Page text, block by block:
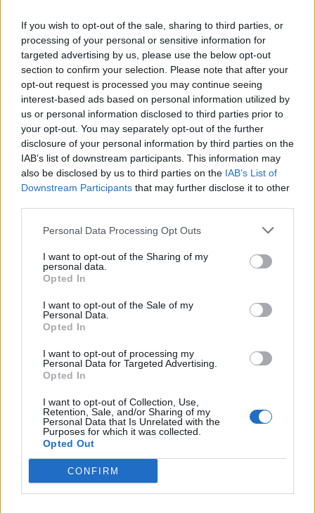
If you wish to opt-out of the sale, sharing to third parties, or
processing of your personal or sensitive information for
targeted advertising by us, please use the below opt-out
section to confirm your selection. Please note that after your
opt-out request is processed you may continue seeing
interest-based ads based on personal information utilized by
us or personal information disclosed to third parties prior to
your opt-out. You may separately opt-out of the further
disclosure of your personal information by third parties on the
IAB’s list of downstream participants. This information may
also be disclosed by us to third parties on the IAB’s List of
Downstream Participants that may further disclose it to other
Personal Data Processing Opt Outs
I want to opt-out of the Sharing of my
personal data.
Opted In
I want to opt-out of the Sale of my
Personal Data.
Opted In
I want to opt-out of processing my
Personal Data for Targeted Advertising.
Opted In
I want to opt-out of Collection, Use,
Retention, Sale, and/or Sharing of my
Personal Data that Is Unrelated with the
Purposes for which it was collected.
Opted Out
CONFIRM
Acțiunea Conservatoare (Târziu)
PDF (Lazarus)
PUSL (D. Voiculescu)
PNȚCD (Pavelescu)
PNCR (Terheș)
Partidul Patrioților (Surugiu)
FAR (Coarnă)
România pe Primul Loc (Ponta)
Altul
Arată rezultatele